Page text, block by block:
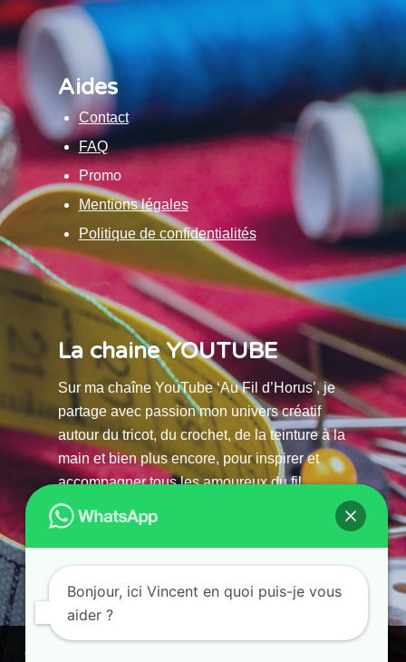
Aides
Contact
FAQ
Promo
Mentions légales
Politique de confidentialités
La chaine YOUTUBE
Sur ma chaîne YouTube ‘Au Fil d’Horus’, je
partage avec passion mon univers créatif
autour du tricot, du crochet, de la teinture à la
main et bien plus encore, pour inspirer et
accompagner tous les amoureux du fil.
© 2025 AU FILS D’HORUS| All Rights Reserved |
Ce site utilise des cookies. En continuant à parcourir ce site, vous
Bonjour, ici Vincent en quoi puis-je vous
aider ?